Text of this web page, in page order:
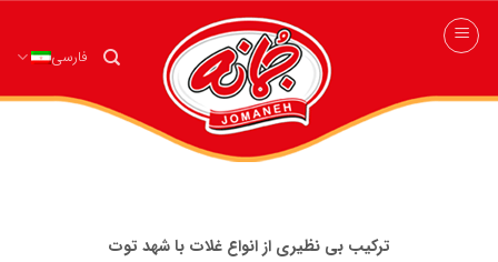
محتوا
فارسی
ترکیب بی نظیری از انواع غلات با شهد توت